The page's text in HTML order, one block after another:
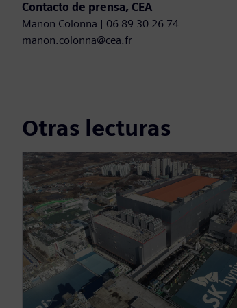
Contacto de prensa, CEA
Manon Colonna | 06 89 30 26 74
manon.colonna@cea.fr
Otras lecturas